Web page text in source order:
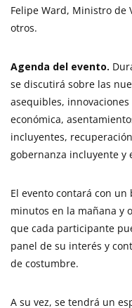
Felipe Ward, Ministro de
otros.
Agenda del evento.
se discutirá sobre las
asequibles,
económica,
incluyentes,
gobernanza incluyente y
El evento contará con
minutos en la mañana y
que cada participante
panel de su interés y
de costumbre.
A su vez, se tendrá un